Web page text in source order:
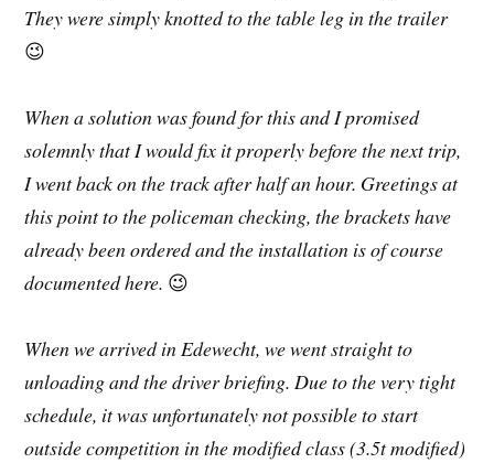
They were simply knotted to the table leg in the trailer
😉
When a solution was found for this and I promised
solemnly that I would fix it properly before the next trip,
I went back on the track after half an hour. Greetings at
this point to the policeman checking, the brackets have
already been ordered and the installation is of course
documented here. 😉
When we arrived in Edewecht, we went straight to
unloading and the driver briefing. Due to the very tight
schedule, it was unfortunately not possible to start
outside competition in the modified class (3.5t modified)